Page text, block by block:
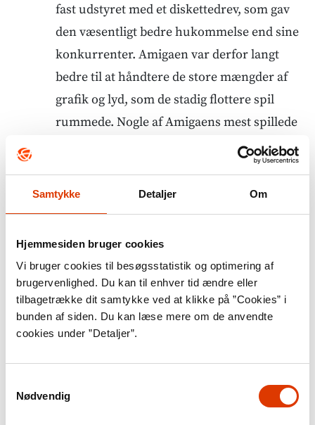
Samtykke Detaljer Om
Hjemmesiden bruger cookies
Vi bruger cookies til besøgsstatistik og optimering af
brugervenlighed. Du kan til enhver tid ændre eller
tilbagetrække dit samtykke ved at klikke på ”Cookies” i
bunden af siden. Du kan læse mere om de anvendte
cookies under ”Detaljer”.
Nødvendig
fast udstyret med et diskettedrev, som gav
den væsentligt bedre hukommelse end sine
konkurrenter. Amigaen var derfor langt
bedre til at håndtere de store mængder af
grafik og lyd, som de stadig flottere spil
rummede. Nogle af Amigaens mest spillede
er titler som fodboldspillet ”Sensible world
of soccer” og platformspillet ”Rainbow
Island”, hvor man i form af en lille buttet
dreng skal skyde sig fra det ene level til det
Et af 80’ernes største spilsucceser var
Nintendos ”Super Mario Bros.” fra 1985 med
blikkenslagerbrødrene Mario og Luigi som
hovedpersoner. Spillet kunne spilles på
”SimCity” på markedet til flere forskellige